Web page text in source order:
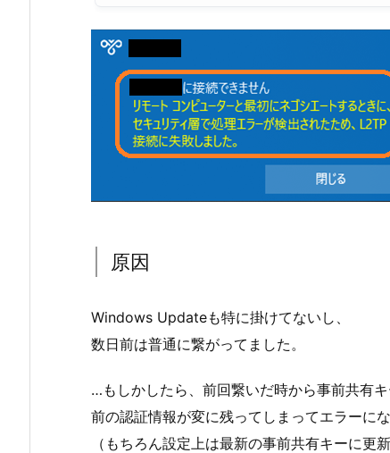
原因
Windows Updateも特に掛けてないし、
数日前は普通に繋がってました。
…もしかしたら、前回繋いだ時から事前共有
前の認証情報が変に残ってしまってエラーに
（もちろん設定上は最新の事前共有キーに更新